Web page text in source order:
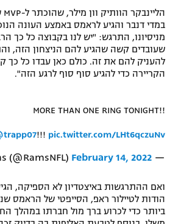
במדי דנבר והגיע לראמס באמצע העונה
מניסיונו, התרגש: "יש לנו בקבוצה כל כך
שעובדים קשה שהגיע להם הניצחון הזה,
להעניק להם את זה. כולם כאן עבדו כל כך
הקריירה כדי להגיע סוף סוף לרגע הזה".
MORE THAN ONE RING TONIGHT!!
!!! pic.twitter.com/LHt6qczuNv
— Los Angeles Rams (@RamsNFL)
February 14, 2022
ואם ההתרגשות באיצטדיון לא הספיקה,
הודות לטיילור ראפ, הסייפטי של הראמס
ביותר כדי לכרוע ברך מול חברתו במהלך